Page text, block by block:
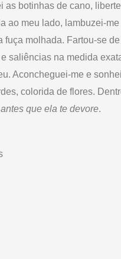
as botinhas de cano,
ao meu lado, lambuzei-
molhada. Fartou-se
saliências na medida
Aconcheguei-me e
colorida de flores.
que ela te devore.